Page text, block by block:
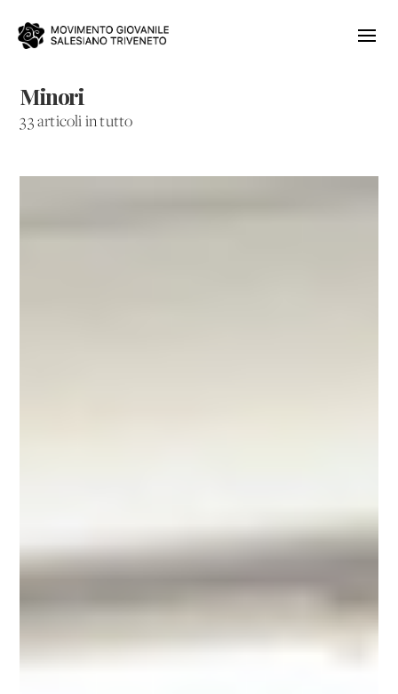
Minori
33 articoli in tutto